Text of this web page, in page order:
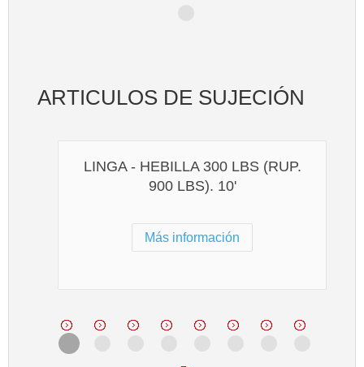
ARTICULOS DE SUJECIÓN
LINGA - HEBILLA 300 LBS (RUP.
900 LBS). 10'
Más información